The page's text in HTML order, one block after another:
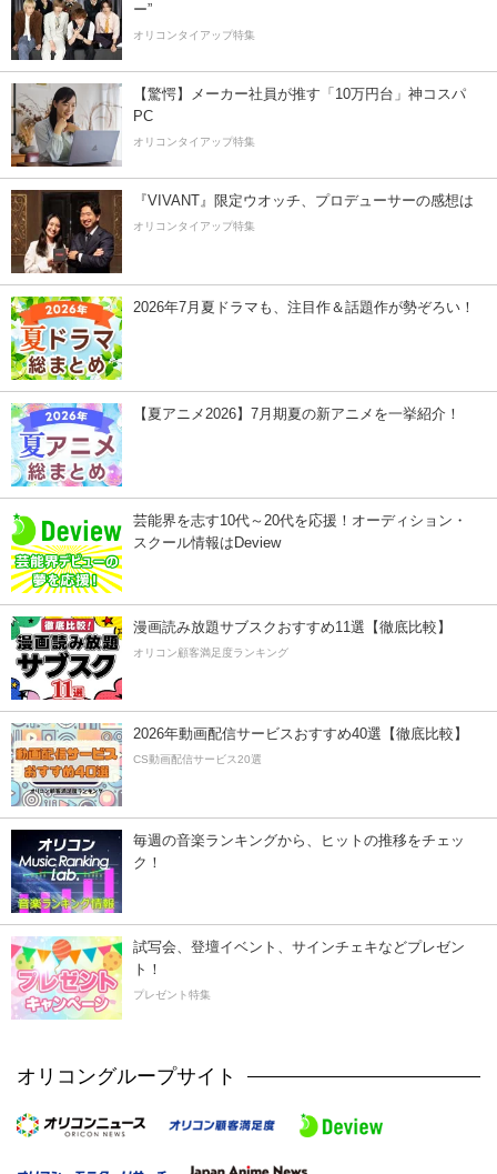
ー”
オリコンタイアップ特集
【驚愕】メーカー社員が推す「10万円台」神コスパ
PC
オリコンタイアップ特集
『VIVANT』限定ウオッチ、プロデューサーの感想は
オリコンタイアップ特集
2026年7月夏ドラマも、注目作＆話題作が勢ぞろい！
【夏アニメ2026】7月期夏の新アニメを一挙紹介！
芸能界を志す10代～20代を応援！オーディション・
スクール情報はDeview
漫画読み放題サブスクおすすめ11選【徹底比較】
オリコン顧客満足度ランキング
2026年動画配信サービスおすすめ40選【徹底比較】
CS動画配信サービス20選
毎週の音楽ランキングから、ヒットの推移をチェッ
ク！
試写会、登壇イベント、サインチェキなどプレゼン
ト！
プレゼント特集
オリコングループサイト